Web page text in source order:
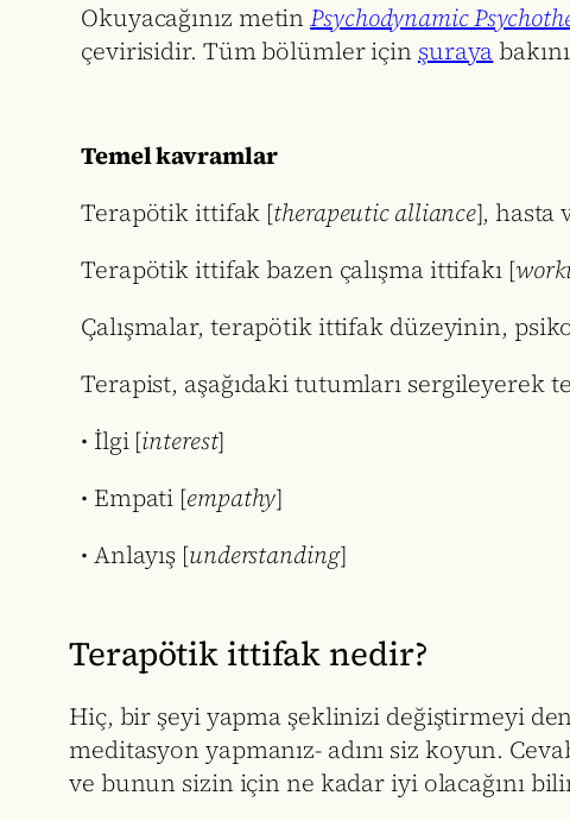
Okuyacağınız metinPsychodynamic
çevirisidir. Tüm bölümler için şuraya
Temel kavramlar
Terapötik ittifak [therapeutic alliance], hasta
Terapötik ittifak bazen çalışma ittifakı [
Çalışmalar, terapötik ittifak düzeyinin,
Terapist, aşağıdaki tutumları
• İlgi [interest]
• Empati [empathy]
• Anlayış [understanding]
Terapötik ittifak nedir?
Hiç, bir şeyi yapma şeklinizi değiştirmeyi
meditasyon yapmanız- adını siz koyun.
ve bunun sizin için ne kadar iyi olacağını